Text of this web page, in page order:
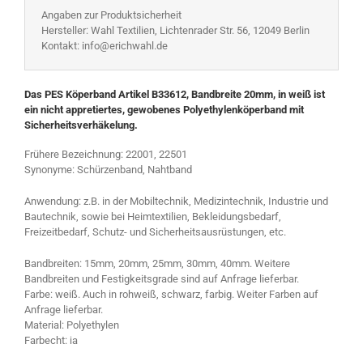
Angaben zur Produktsicherheit
Hersteller: Wahl Textilien, Lichtenrader Str. 56, 12049 Berlin
Kontakt: info@erichwahl.de
Das PES Köperband Artikel B33612, Bandbreite 20mm, in weiß ist
ein nicht appretiertes, gewobenes Polyethylenköperband mit
Sicherheitsverhäkelung.
Frühere Bezeichnung: 22001, 22501
Synonyme: Schürzenband, Nahtband
Anwendung: z.B. in der Mobiltechnik, Medizintechnik, Industrie und
Bautechnik, sowie bei Heimtextilien, Bekleidungsbedarf,
Freizeitbedarf, Schutz- und Sicherheitsausrüstungen, etc.
Bandbreiten: 15mm, 20mm, 25mm, 30mm, 40mm. Weitere
Bandbreiten und Festigkeitsgrade sind auf Anfrage lieferbar.
Farbe: weiß. Auch in rohweiß, schwarz, farbig. Weiter Farben auf
Anfrage lieferbar.
Material: Polyethylen
Farbecht: ja